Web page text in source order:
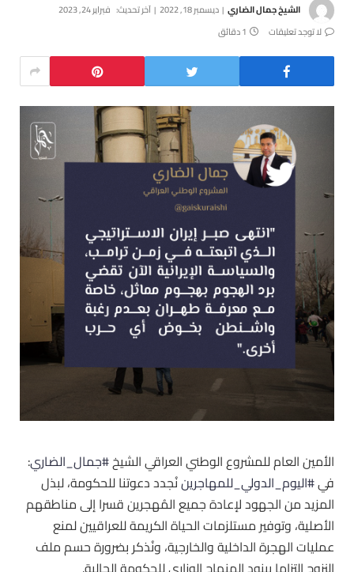
الشيخ جمال الضاري ديسمبر 18, 2022 آخر تحديث: فبراير 24, 2023
لا توجد تعليقات
1 دقائق
الأمين العام للمشروع الوطني العراقي الشيخ#جمال_الضاري:
في ‫#اليوم_الدولي_للمهاجرين‬ نُجدد دعوتنا للحكومة، لبذل
المزيد من الجهود لإعادة جميع المُهجرين قسرا إلى مناطقهم
الأصلية، وتوفير مستلزمات الحياة الكريمة للعراقيين لمنع
عمليات الهجرة الداخلية والخارجية، ونُذكر بضرورة حسم ملف